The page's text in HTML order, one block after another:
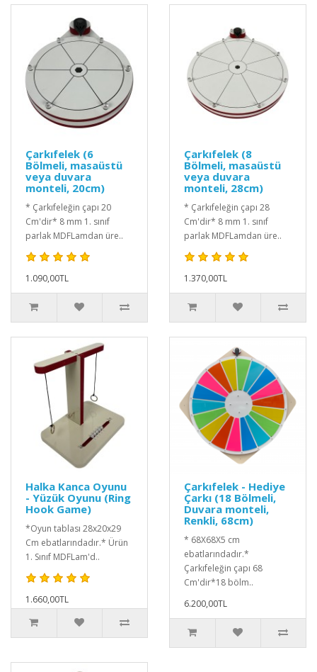
Çarkıfelek (6
Bölmeli, masaüstü
veya duvara
monteli, 20cm)
* Çarkıfeleğin çapı 20
Cm'dir* 8 mm 1. sınıf
parlak MDFLamdan üre..
1.090,00TL
Çarkıfelek (8
Bölmeli, masaüstü
veya duvara
monteli, 28cm)
* Çarkıfeleğin çapı 28
Cm'dir* 8 mm 1. sınıf
parlak MDFLamdan üre..
1.370,00TL
Halka Kanca Oyunu
- Yüzük Oyunu (Ring
Hook Game)
*Oyun tablası 28x20x29
Cm ebatlarındadır.* Ürün
1. Sınıf MDFLam'd..
1.660,00TL
Çarkıfelek - Hediye
Çarkı (18 Bölmeli,
Duvara monteli,
Renkli, 68cm)
* 68X68X5 cm
ebatlarındadır.*
Çarkıfeleğin çapı 68
Cm'dir*18 bölm..
6.200,00TL